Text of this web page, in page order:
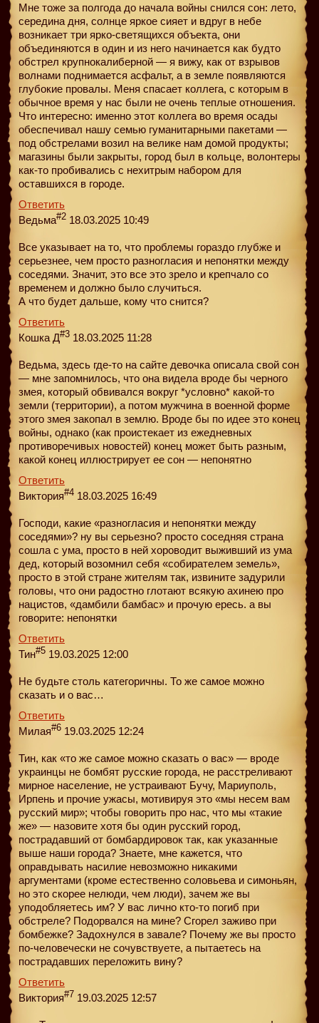
Мне тоже за полгода до начала войны снился сон: лето,
середина дня, солнце яркое сияет и вдруг в небе
возникает три ярко-светящихся объекта, они
объединяются в один и из него начинается как будто
обстрел крупнокалиберной — я вижу, как от взрывов
волнами поднимается асфальт, а в земле появляются
глубокие провалы. Меня спасает коллега, с которым в
обычное время у нас были не очень теплые отношения.
Что интересно: именно этот коллега во время осады
обеспечивал нашу семью гуманитарными пакетами —
под обстрелами возил на велике нам домой продукты;
магазины были закрыты, город был в кольце, волонтеры
как-то пробивались с нехитрым набором для
оставшихся в городе.
Ответить
Ведьма#2 18.03.2025 10:49
Все указывает на то, что проблемы гораздо глубже и
серьезнее, чем просто разногласия и непонятки между
соседями. Значит, это все это зрело и крепчало со
временем и должно было случиться.
А что будет дальше, кому что снится?
Ответить
Кошка Д#3 18.03.2025 11:28
Ведьма, здесь где-то на сайте девочка описала свой сон
— мне запомнилось, что она видела вроде бы черного
змея, который обвивался вокруг *условно* какой-то
земли (территории), а потом мужчина в военной форме
этого змея закопал в землю. Вроде бы по идее это конец
войны, однако (как проистекает из ежедневных
противоречивых новостей) конец может быть разным,
какой конец иллюстрирует ее сон — непонятно
Ответить
Виктория#4 18.03.2025 16:49
Господи, какие «разногласия и непонятки между
соседями»? ну вы серьезно? просто соседняя страна
сошла с ума, просто в ней хороводит выживший из ума
дед, который возомнил себя «собирателем земель»,
просто в этой стране жителям так, извините задурили
головы, что они радостно глотают всякую ахинею про
нацистов, «дамбили бамбас» и прочую ересь. а вы
говорите: непонятки
Ответить
Тин#5 19.03.2025 12:00
Не будьте столь категоричны. То же самое можно
сказать и о вас…
Ответить
Милая#6 19.03.2025 12:24
Тин, как «то же самое можно сказать о вас» — вроде
украинцы не бомбят русские города, не расстреливают
мирное население, не устраивают Бучу, Мариуполь,
Ирпень и прочие ужасы, мотивируя это «мы несем вам
русский мир»; чтобы говорить про нас, что мы «такие
же» — назовите хотя бы один русский город,
пострадавший от бомбардировок так, как указанные
выше наши города? Знаете, мне кажется, что
оправдывать насилие невозможно никакими
аргументами (кроме естественно соловьева и симоньян,
но это скорее нелюди, чем люди), зачем же вы
уподобляетесь им? У вас лично кто-то погиб при
обстреле? Подорвался на мине? Сгорел заживо при
бомбежке? Задохнулся в завале? Почему же вы просто
по-человечески не сочувствуете, а пытаетесь на
пострадавших переложить вину?
Ответить
Виктория#7 19.03.2025 12:57